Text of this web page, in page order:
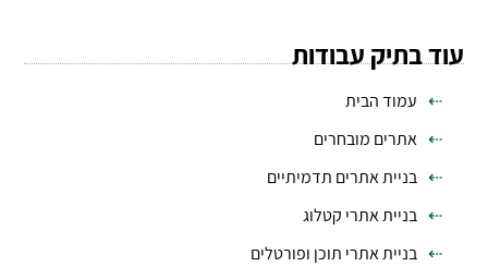
עוד בתיק עבודות
עמוד הבית
אתרים מובחרים
בניית אתרים תדמיתיים
בניית אתרי קטלוג
בניית אתרי תוכן ופורטלים